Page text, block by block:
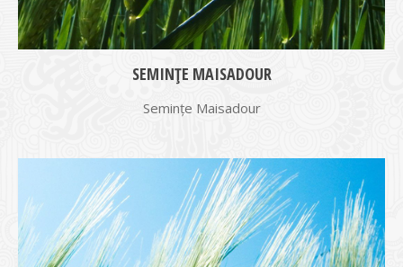
SEMINȚE MAISADOUR
Semințe Maisadour